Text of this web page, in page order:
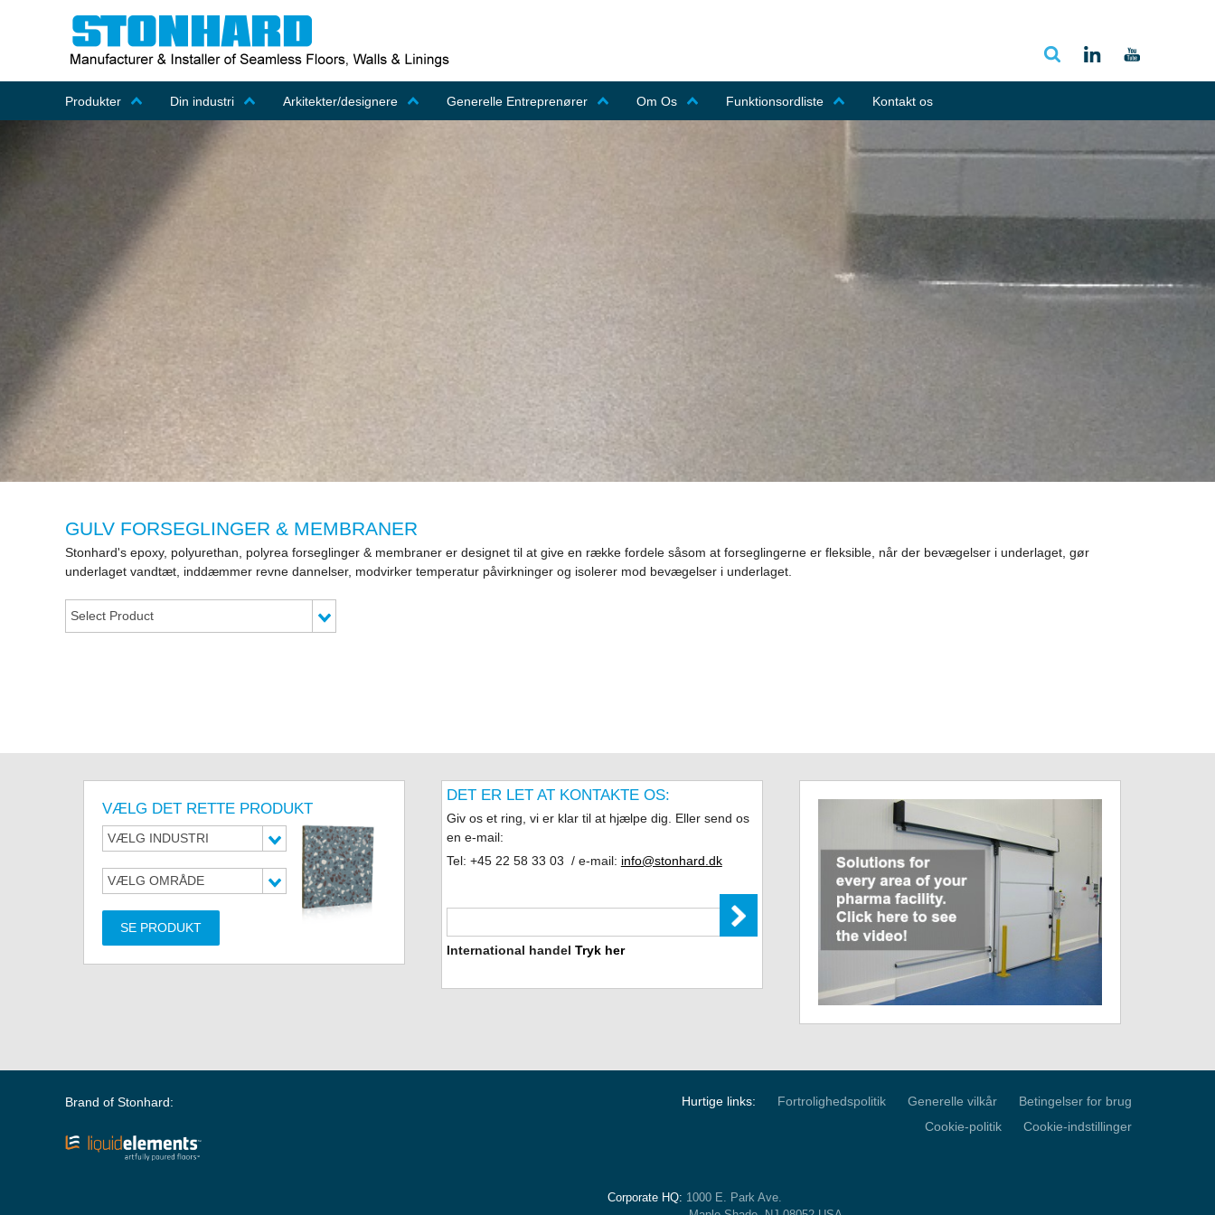
Produkter Din industri Arkitekter/designere Generelle Entreprenører Om Os Funktionsordliste Kontakt os
GULV FORSEGLINGER & MEMBRANER
Stonhard's epoxy, polyurethan, polyrea forseglinger & membraner er designet til at give en række fordele såsom at forseglingerne er fleksible, når der bevægelser i underlaget, gør
underlaget vandtæt, inddæmmer revne dannelser, modvirker temperatur påvirkninger og isolerer mod bevægelser i underlaget.
Select Product
VÆLG DET RETTE PRODUKT
VÆLG INDUSTRI
VÆLG OMRÅDE
SE PRODUKT
DET ER LET AT KONTAKTE OS:
Giv os et ring, vi er klar til at hjælpe dig. Eller send os
en e-mail:
Tel: +45 22 58 33 03 / e-mail: info@stonhard.dk
International handel Tryk her
Hurtige links: Fortrolighedspolitik Generelle vilkår
Betingelser for brug
Cookie-politik
Cookie-indstillinger
Corporate HQ: 1000 E. Park Ave.
Brand of Stonhard: